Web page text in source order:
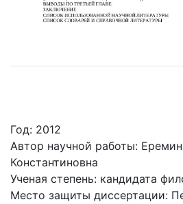
Год: 2012
Автор научной работы:
Константиновна
Ученая cтепень: кандидата
Место защиты диссертации: